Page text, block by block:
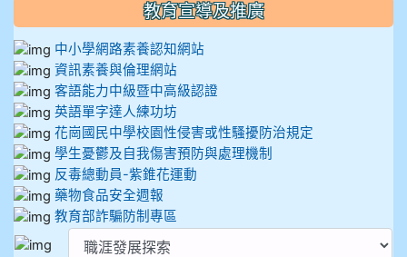
教育宣導及推廣
中小學網路素養認知網站
資訊素養與倫理網站
客語能力中級暨中高級認證
英語單字達人練功坊
花崗國民中學校園性侵害或性騷擾防治規定
學生憂鬱及自我傷害預防與處理機制
反毒總動員-紫錐花運動
藥物食品安全週報
教育部詐騙防制專區